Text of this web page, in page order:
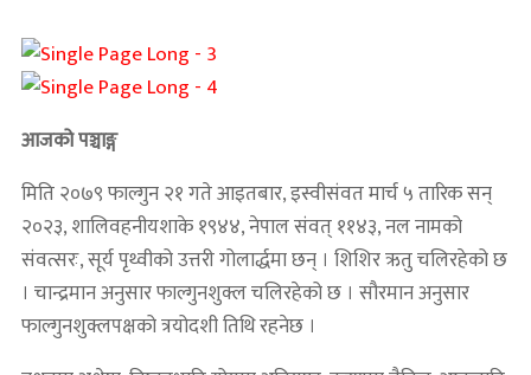
आजको पञ्चाङ्ग
मिति २०७९ फाल्गुन २१ गते आइतबार, इस्वीसंवत मार्च ५ तारिक सन्
२०२३, शालिवहनीयशाके १९४४, नेपाल संवत् ११४३, नल नामको
संवत्सरः, सूर्य पृथ्वीको उत्तरी गोलार्द्धमा छन् । शिशिर ऋतु चलिरहेको छ
। चान्द्रमान अनुसार फाल्गुनशुक्ल चलिरहेको छ । सौरमान अनुसार
फाल्गुनशुक्लपक्षको त्रयोदशी तिथि रहनेछ ।